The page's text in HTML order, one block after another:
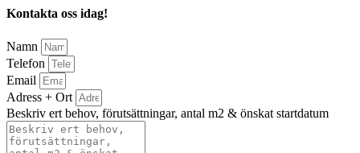
Kontakta oss idag!
Namn
Telefon
Email
Adress + Ort
Beskriv ert behov, förutsättningar, antal m2 & önskat startdatum